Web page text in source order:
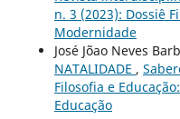
n. 3 (2023): Dossiê
Modernidade
José Jõao Neves
NATALIDADE ,
Filosofia e
Educação